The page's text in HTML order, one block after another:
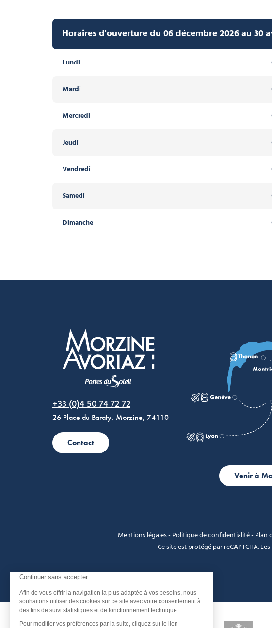
Horaires d'ouverture du 06 décembre 2026 au 30
Lundi
Mardi
Mercredi
Jeudi
Vendredi
Samedi
Dimanche
+33 (0)4 50 74 72 72
26 Place du Baraty, Morzine, 74110
Contact
Venir à
Mentions légales- Politique de confidentialité- Plan
Ce site est protégé par reCAPTCHA. Les